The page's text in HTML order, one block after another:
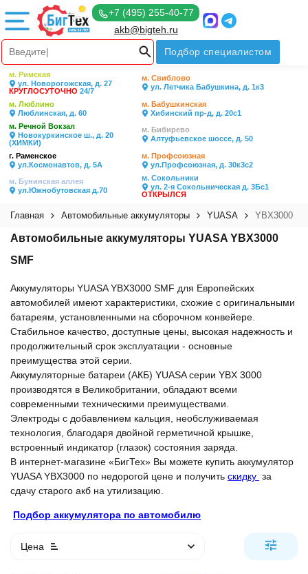
+7 (495) 255-40-77
akb@bigteh.ru
Подбор специалистом
м. Римская
ул. Новорогожская, д. 27
КРУГЛОСУТОЧНО 24/7
м. Свиблово
ул. Летчика Бабушкина, д. 1к3
м. Люблино
Люблинская, д. 60
м. Бабушкинская
Хибинский пр-д, д. 20с1
м. Речной Вокзал
Новокуркинское ш., д. 20
(ХИМКИ)
м. Бибирево
Алтуфьевское шоссе, д. 50
г. Раменское
ул.Космонавтов, д. 5А
м. Профсоюзная
ул.Профсоюзная, д. 30к3с2
м. Бунинская аллея
ул.Южнобутовская д.70
м. Сокольники
ул. 2-я Сокольническая д. 3Бс1
ОТКРЫЛСЯ
Главная Автомобильные аккумуляторы YUASA YBX3000
Автомобильные аккумуляторы YUASA YBX3000
SMF
Аккумуляторы YUASA YBX3000 SMF для Европейских
автомобилей имеют характеристики, схожие с оригинальными
батареям, установленными на сборочном конвейере.
Стабильное качество, доступные цены, высокая надежность и
продолжительный срок эксплуатации - основные
преимущества этой серии.
Аккумуляторные батареи (АКБ) YUASA серии YBX 3000
производятся в Великобритании, обладают всеми
современными техническими преимуществами.
Электроды с добавлением кальция, необслуживаемая
технология, благодаря двойной герметичной крышке,
встроенный индикатор (глазок) состояния заряда.
В интернет-магазине «БигТех» Вы можете купить аккумулятор
YUASA YBX3000 по недорогой цене и получить скидку за
сдачу старого акб на утилизацию.
Подбор аккумулятора по автомобилю
Цена